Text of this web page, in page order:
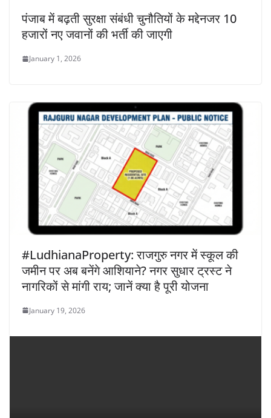
पंजाब में बढ़ती सुरक्षा संबंधी चुनौतियों के मद्देनजर 10
हजारों नए जवानों की भर्ती की जाएगी
January 1, 2026
#LudhianaProperty: राजगुरु नगर में स्कूल की
जमीन पर अब बनेंगे आशियाने? नगर सुधार ट्रस्ट ने
नागरिकों से मांगी राय; जानें क्या है पूरी योजना
January 19, 2026